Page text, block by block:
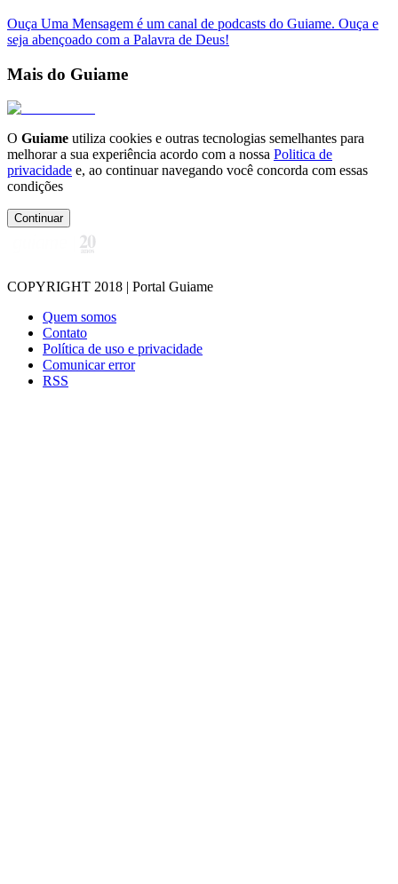
Ouça Uma Mensagem é um canal de podcasts do Guiame. Ouça e
seja abençoado com a Palavra de Deus!
Mais do Guiame
O Guiame utiliza cookies e outras tecnologias semelhantes para
melhorar a sua experiência acordo com a nossa Politica de
privacidade e, ao continuar navegando você concorda com essas
condições
Continuar
COPYRIGHT 2018 | Portal Guiame
Quem somos
Contato
Política de uso e privacidade
Comunicar error
RSS